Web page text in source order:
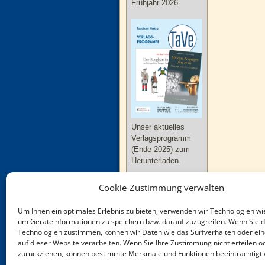
Cookie-Zustimmung verwalten
Um Ihnen ein optimales Erlebnis zu bieten, verwenden wir Technologien
um Geräteinformationen zu speichern bzw. darauf zuzugreifen. Wenn Sie
Technologien zustimmen, können wir Daten wie das Surfverhalten oder
auf dieser Website verarbeiten. Wenn Sie Ihre Zustimmung nicht erteilen
zurückziehen, können bestimmte Merkmale und Funktionen beeinträchtigt
Frühjahr 2026.
Unser aktuelles
Verlagsprogramm
(Ende 2025) zum
Herunterladen.
Neue Bücher zu
Thüringen und
Sachsen-Anhalt im